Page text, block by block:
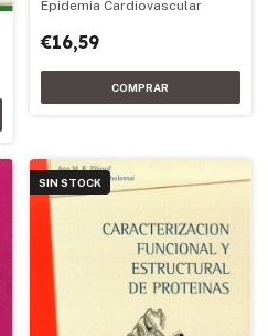
Epidemia Cardiovascular
€16,59
SIN STOCK